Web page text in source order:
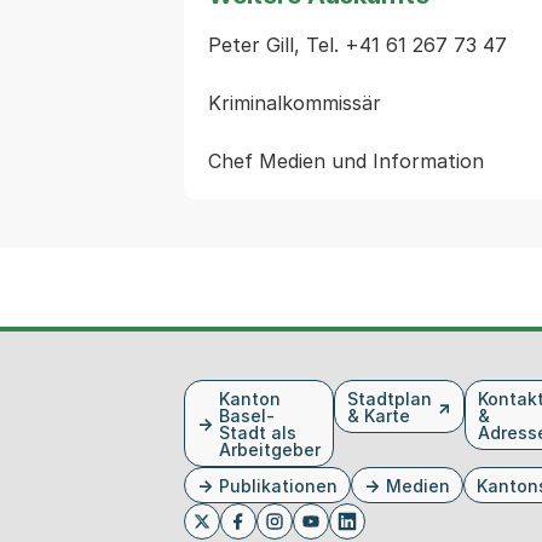
Peter Gill, Tel. +41 61 267 73 47
Kriminalkommissär
Kanton
Basel-
Stadt als
Arbeitgeber
Stadtplan
& Karte
&
Publikationen Medien
Twitter Externer Link, wird in einem
FacebookExterner Link, wird in
InstagramExterner Link, wird in
YoutubeExterner Link, wird
Linkedin